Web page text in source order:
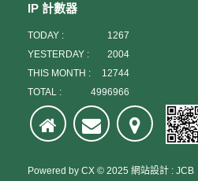
IP 計數器
TODAY :
1267
YESTERDAY :
2004
THIS MONTH :
12744
TOTAL :
4996966
Powered by CX © 2025 網站設計 : JCB